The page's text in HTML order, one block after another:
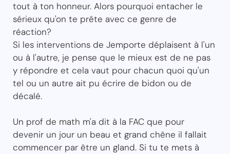
tout à ton honneur. Alors pourquoi entacher le
sérieux qu'on te prête avec ce genre de
réaction?
Si les interventions de Jemporte déplaisent à l'un
ou à l'autre, je pense que le mieux est de ne pas
y répondre et cela vaut pour chacun quoi qu'un
tel ou un autre ait pu écrire de bidon ou de
décalé.
Un prof de math m'a dit à la FAC que pour
devenir un jour un beau et grand chêne il fallait
commencer par être un gland. Si tu te mets à